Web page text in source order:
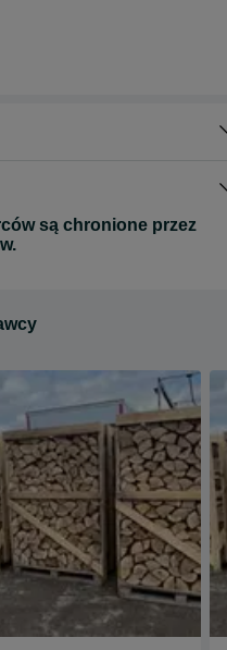
są chronione przez